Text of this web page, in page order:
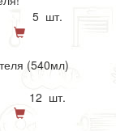
5 шт.
(540мл)
12 шт.